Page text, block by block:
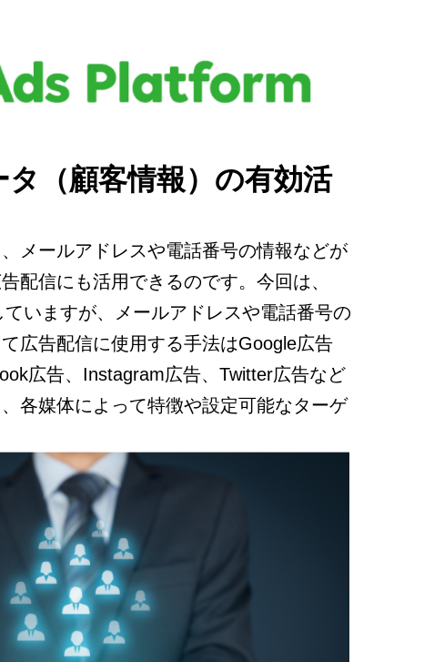
（顧客情報）の有効活
メールアドレスや電話番号の情報などが
配信にも活用できるのです。今回は、
いますが、メールアドレスや電話番号の
広告配信に使用する手法はGoogle広告
広告、 Instagram広告、Twitter広告など
各媒体によって特徴や設定可能なターゲ